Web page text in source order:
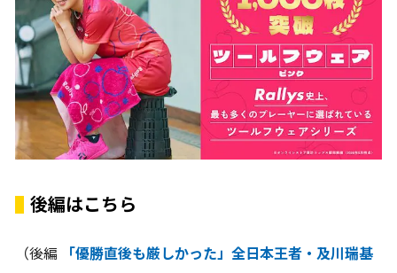
後編はこちら
（後編
「優勝直後も厳しかった」全日本王者・及川瑞基